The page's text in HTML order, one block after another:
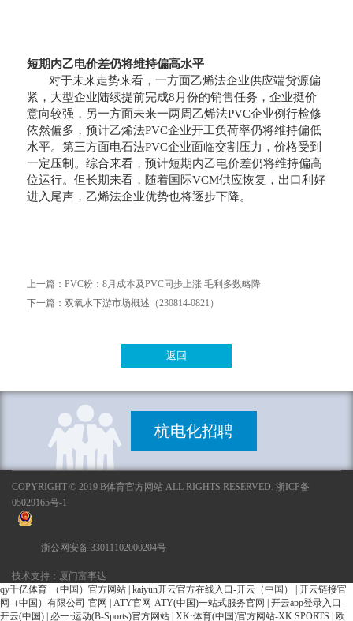
短期内乙电价差仍将维持偏高水平
对于未来走势来看，一方面乙烯法企业供应端货源偏
紧，大型企业陆续提前完成8月份的销售任务，企业挺价
意向较强，另一方面未来一两周乙烯法PVC企业例行检修
依然偏多，预计乙烯法PVC企业开工负荷率仍将维持偏低
水平。第三方面电石法PVC企业面临交割压力，价格受到
一定压制。综合来看，预计短期内乙电价差仍将维持偏高
位运行。但长期来看，随着国际VCM供应恢复，出口利好
进入尾声，乙烯法企业优势也将逐步下降。
上一篇： PVC粉：8月成本及PVC同步上涨 毛利多数略降
下一篇： 双氧水下游市场概述（230814-0821）
返回
杭电化招聘
COPYRIGHT © 2019 B体育官方网站 ALL RIGHTS RESERVED. 浙ICP备
05029165号-1
浙公网安备 33011102000204号
技术支持：厦门富事达
qy千亿体育·（中国）官方网站 kaiyun开云官方在线入口-开云（中国）
开云链接官
网（中国）有限公司-官网
ATY官网-ATY(中国)一站式服务官网
开云app登录入口-
开云(中国)
必一·运动(B-Sports)官方网站 XK·体育(中国)官方网站-XK SPORTS 欧